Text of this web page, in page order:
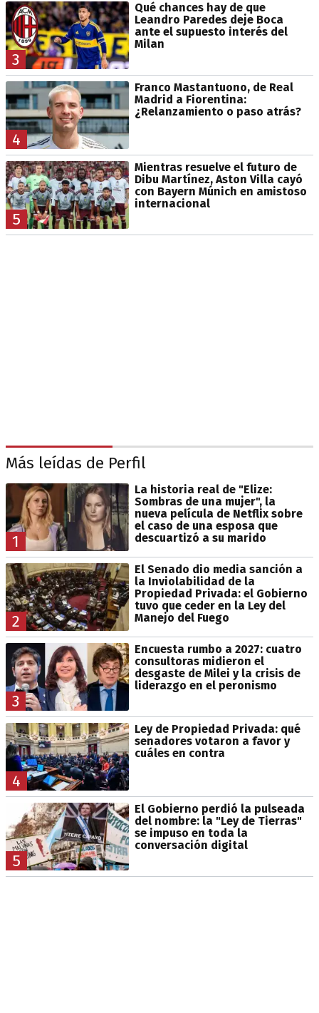
3
Qué chances hay de que
Leandro Paredes deje Boca
ante el supuesto interés del
Milan
4
Franco Mastantuono, de Real
Madrid a Fiorentina:
¿Relanzamiento o paso atrás?
5
Mientras resuelve el futuro de
Dibu Martínez, Aston Villa cayó
con Bayern Múnich en amistoso
internacional
Más leídas de Perfil
1
La historia real de "Elize:
Sombras de una mujer", la
nueva película de Netflix sobre
el caso de una esposa que
descuartizó a su marido
2
El Senado dio media sanción a
la Inviolabilidad de la
Propiedad Privada: el Gobierno
tuvo que ceder en la Ley del
Manejo del Fuego
3
Encuesta rumbo a 2027: cuatro
consultoras midieron el
desgaste de Milei y la crisis de
liderazgo en el peronismo
4
Ley de Propiedad Privada: qué
senadores votaron a favor y
cuáles en contra
5
El Gobierno perdió la pulseada
del nombre: la "Ley de Tierras"
se impuso en toda la
conversación digital